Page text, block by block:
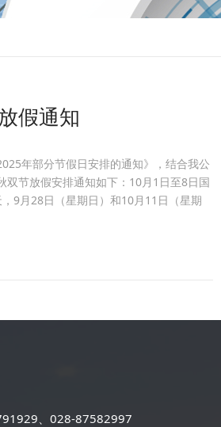
假通知
年部分节假日安排的通知》，结合我公
双节放假安排通知如下：10月1日至8日国
9月28日（星期日）和10月11日（星期
、028-87582997